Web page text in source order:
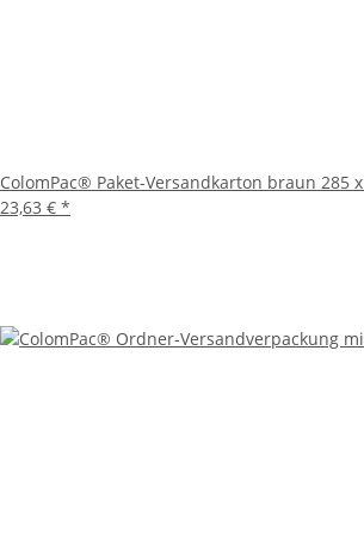
ColomPac® Paket-Versandkarton braun 285
23,63 € *